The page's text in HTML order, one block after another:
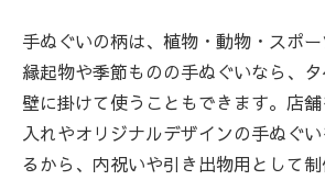
手ぬぐいの柄は、植物・動物・スポー
縁起物や季節ものの手ぬぐいなら、
壁に掛けて使うこともできます。店
入れやオリジナルデザインの手ぬぐ
るから、内祝いや引き出物用として